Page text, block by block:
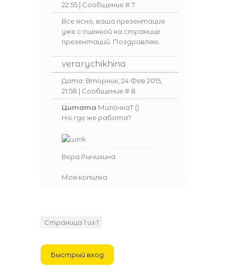
22:55 | Сообщение #7
Все ясно, ваша презентация
уже с оценкой на странице
презентаций. Поздравляю.
verarychikhina
Дата: Вторник, 24 Фев 2015,
21:58 | Сообщение # 8
Цитата МилочкаТ ()
Но где же работа?
Вера Рычихина
Моя копилка
Страница 1 из 1